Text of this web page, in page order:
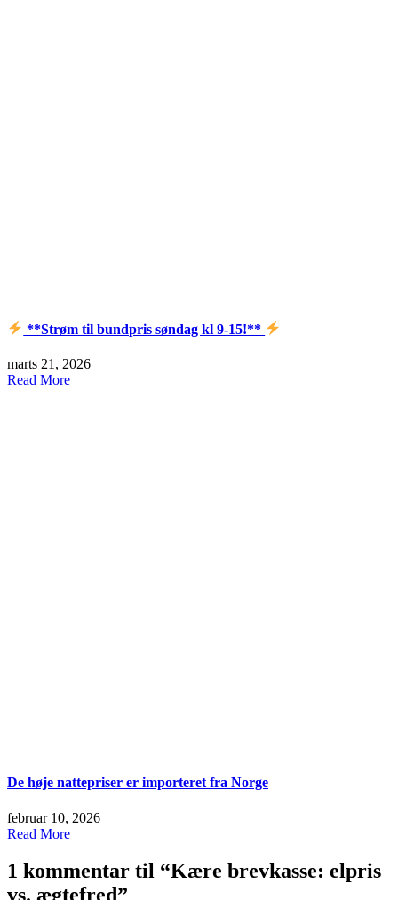
**Strøm til bundpris søndag kl 9-15!**
marts 21, 2026
Read More
De høje nattepriser er importeret fra Norge
februar 10, 2026
Read More
1 kommentar til “Kære brevkasse: elpris
vs. ægtefred”